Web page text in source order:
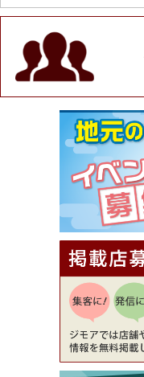
値段提示後「
P！※チケット
駅前店）
[有効期限]2026年9月
★ジモア限定
ュラル＆ハン
[有効期限]2026年9月
【ジモア限定
⇒8,800円（
（ミックル）
[有効期限]2026年9月
【ジモア読者
理5品+2時間
ore（ピアク
[有効期限]2026年9月
【ジモア読
降（創作イタ
[有効期限]2026年9月
【ジモア限
00円⇒1,100
ckle（ミック
[有効期限]2026年9月